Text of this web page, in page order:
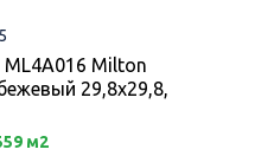
Milton
29,8х29,8,
м2